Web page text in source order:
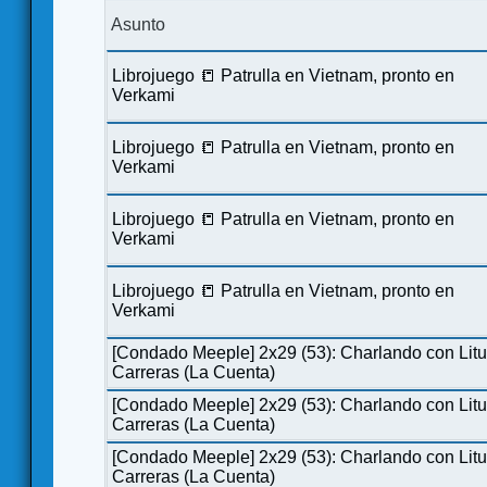
Asunto
Librojuego 📒 Patrulla en Vietnam, pronto en
Verkami
Librojuego 📒 Patrulla en Vietnam, pronto en
Verkami
Librojuego 📒 Patrulla en Vietnam, pronto en
Verkami
Librojuego 📒 Patrulla en Vietnam, pronto en
Verkami
[Condado Meeple] 2x29 (53): Charlando con
Carreras (La Cuenta)
[Condado Meeple] 2x29 (53): Charlando con
Carreras (La Cuenta)
[Condado Meeple] 2x29 (53): Charlando con
Carreras (La Cuenta)